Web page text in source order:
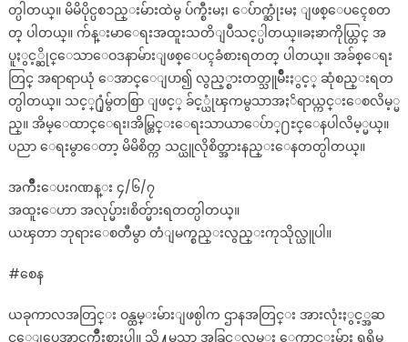
တ္ပါတယ္။ မိမိပိုင္ပစၥည္းမ်ားထဲမွ ပ်က္စီးမႈ၊ ေပ်ာက္ဆုံးမႈ ျဖစ္ေပၚေစတ
တ္ ပါတယ္။ က်န္းမာေရးအထူးသတိျပဳသင့္ပါတယ္။ခႏၶာကိုယ္တြင္ အ
ပူႏွင့္ဆိုင္ေသာေဝဒနာမ်ားျဖစ္ေပၚခံစားရတတ္ ပါတယ္။ အခ်စ္ေရး
တြင္ အရာရာယုံ ေအာင္ေျပာ၍ လွည့္စားတတ္သူမ်ိဳးႏွင့္ ဆုံစည္းရတ
တ္ပါတယ္။ သင့္႐ုံမွ်တစြာ ျဖင့္ ခ်င့္ယုံၾကမွသာအႏၲရာယ္ကင္းေစလိမ့္မ
ည္။ အိမ္ေထာင္ေရး၊အိမ္တြင္းေရးသာယာေပ်ာ္႐ႊင္ေနပါလိမ့္မယ္။
ပညာ ေရးမွာေတာ့ မိမိစိတ္က သင္ယူလိုစိတ္အားနည္းေနတတ္ပါတယ္။
အက်ိဳးေပးဂဏန္း ၄/၆/၇
အထူးေဟာ အလုပ္မ်ား၊စိတ္မ်ားရတတ္ပါတယ္။
ယၾတာ ဘုရားေစတီမွာ တံျမက္စည္းလွည္းကုသိုလ္ယူပါ။
#စေန
ယခုကာလအတြင္း ဝန္ထမ္းမ်ားျဖစ္ပါက ဌာနအတြင္း အားလုံးႏွင့္အဆ
င္ေျပေအာင္ႀကိဳးစားပါ။ သို႔မွသာ အခြင့္အလမ္း ေကာင္းမ်ား ရရွိမ